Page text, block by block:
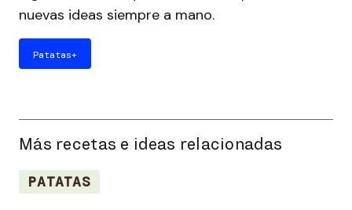
nuevas ideas siempre a mano.
Patatas+
Más recetas e ideas relacionadas
PATATAS